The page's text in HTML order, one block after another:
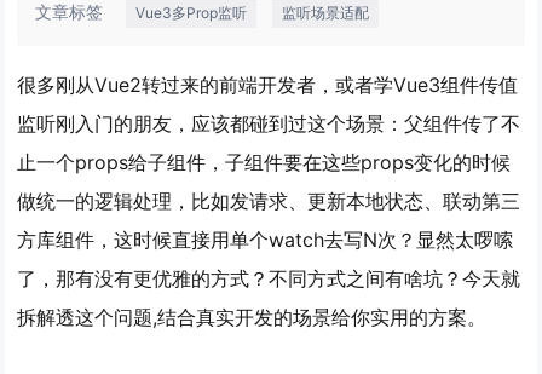
文章标签 Vue3多Prop监听 监听场景适配
很多刚从Vue2转过来的前端开发者，或者学Vue3组件传值
监听刚入门的朋友，应该都碰到过这个场景：父组件传了不
止一个props给子组件，子组件要在这些props变化的时候
做统一的逻辑处理，比如发请求、更新本地状态、联动第三
方库组件，这时候直接用单个watch去写N次？显然太啰嗦
了，那有没有更优雅的方式？不同方式之间有啥坑？今天就
拆解透这个问题,结合真实开发的场景给你实用的方案。